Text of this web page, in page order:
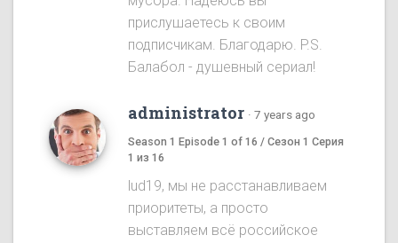
прислушаетесь к своим
подписчикам. Благодарю. P.S.
Балабол - душевный сериал!
administrator · 7 years ago
Season 1 Episode 1 of 16 / Сезон 1 Серия
1 из 16
lud19, мы не расстанавливаем
приоритеты, а просто
выставляем всё российское